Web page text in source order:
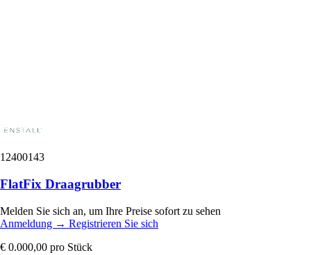
12400143
FlatFix Draagrubber
Melden Sie sich an, um Ihre Preise sofort zu sehen
Anmeldung → Registrieren Sie sich
€ 0.000,00 pro Stück